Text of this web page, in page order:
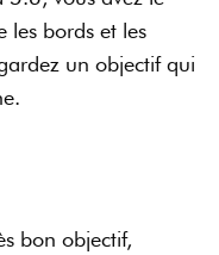
les bords et les
un objectif qui
bon objectif,